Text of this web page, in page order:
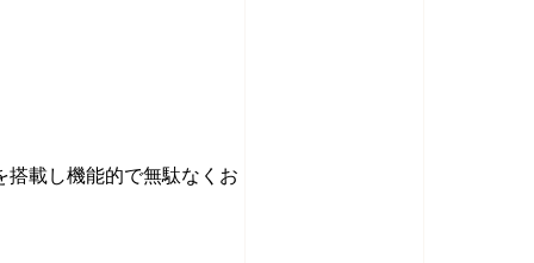
搭載し機能的で無駄なくお